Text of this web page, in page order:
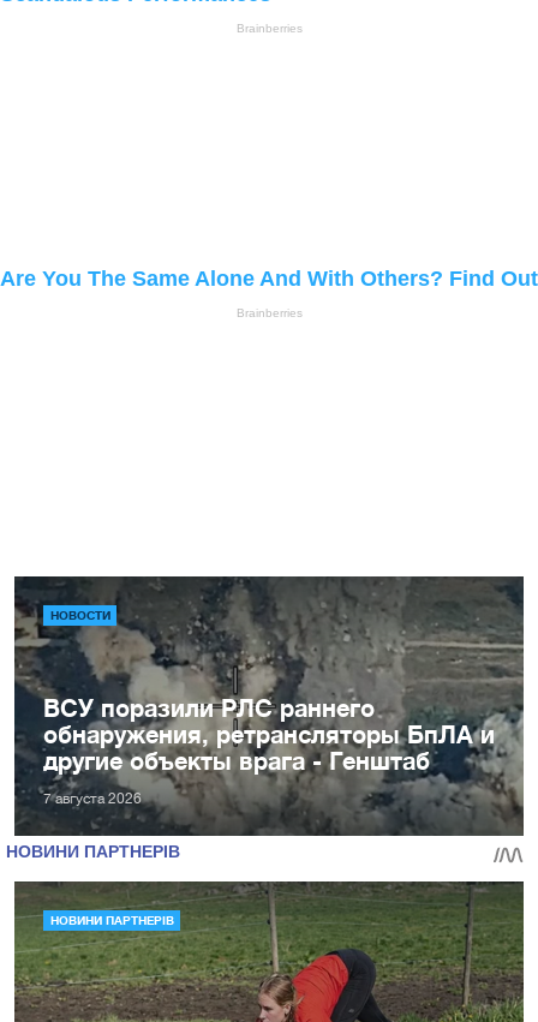
НОВОСТИ
ВСУ поразили РЛС раннего
обнаружения, ретрансляторы БпЛА и
другие объекты врага - Генштаб
7 августа 2026